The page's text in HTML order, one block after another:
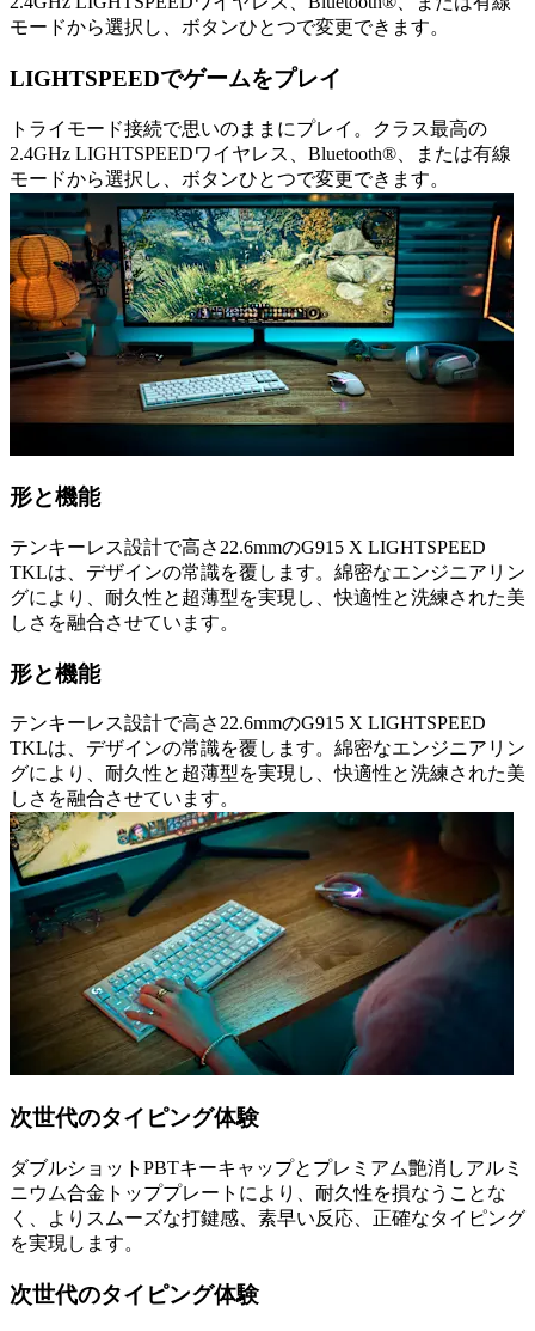
モードから選択し、ボタンひとつで変更できます。
LIGHTSPEEDでゲームをプレイ
トライモード接続で思いのままにプレイ。クラス最高の
2.4GHz LIGHTSPEEDワイヤレス、Bluetooth®、または有線
モードから選択し、ボタンひとつで変更できます。
形と機能
テンキーレス設計で高さ22.6mmのG915 X LIGHTSPEED
TKLは、デザインの常識を覆します。綿密なエンジニアリン
グにより、耐久性と超薄型を実現し、快適性と洗練された美
しさを融合させています。
形と機能
テンキーレス設計で高さ22.6mmのG915 X LIGHTSPEED
TKLは、デザインの常識を覆します。綿密なエンジニアリン
グにより、耐久性と超薄型を実現し、快適性と洗練された美
しさを融合させています。
次世代のタイピング体験
ダブルショットPBTキーキャップとプレミアム艶消しアルミ
ニウム合金トッププレートにより、耐久性を損なうことな
く、よりスムーズな打鍵感、素早い反応、正確なタイピング
を実現します。
次世代のタイピング体験